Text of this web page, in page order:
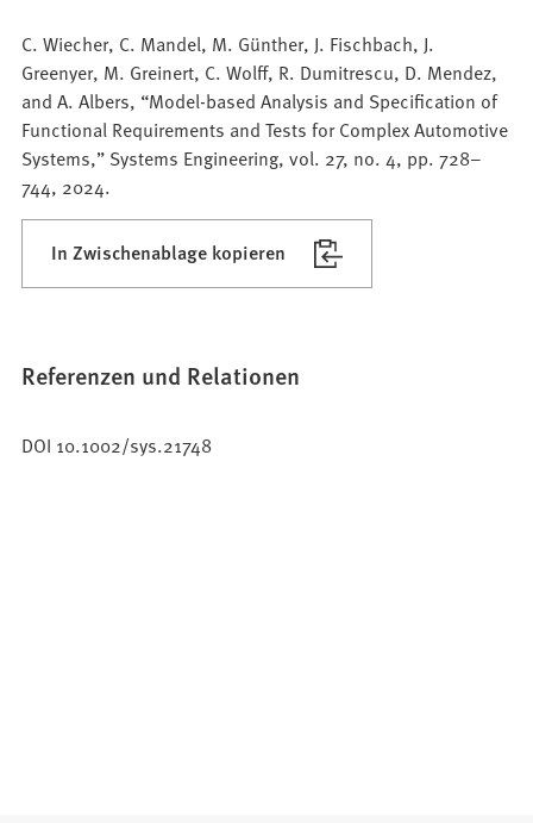
C. Wiecher, C. Mandel, M. Günther, J. Fischbach, J.
Greenyer, M. Greinert, C. Wolff, R. Dumitrescu, D. Mendez,
and A. Albers, “Model-based Analysis and Specification of
Functional Requirements and Tests for Complex Automotive
Systems,” Systems Engineering, vol. 27, no. 4, pp. 728–
744, 2024.
In Zwischenablage kopieren
Referenzen und Relationen
DOI 10.1002/sys.21748